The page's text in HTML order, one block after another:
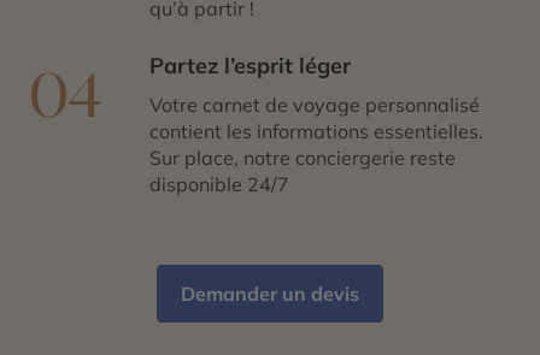
qu’à partir !
04 Partez l’esprit léger
Votre carnet de voyage personnalisé
contient les informations essentielles.
Sur place, notre conciergerie reste
disponible 24/7
Demander un devis